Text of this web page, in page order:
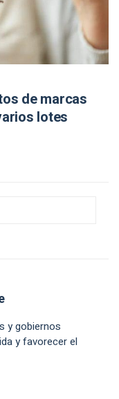
de marcas
lotes
y gobiernos
y favorecer el